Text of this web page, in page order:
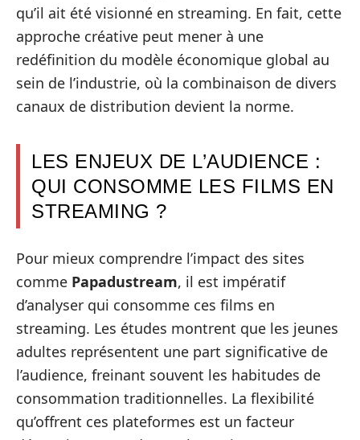
qu’il ait été visionné en streaming. En fait, cette
approche créative peut mener à une
redéfinition du modèle économique global au
sein de l’industrie, où la combinaison de divers
canaux de distribution devient la norme.
LES ENJEUX DE L’AUDIENCE :
QUI CONSOMME LES FILMS EN
STREAMING ?
Pour mieux comprendre l’impact des sites
comme Papadustream, il est impératif
d’analyser qui consomme ces films en
streaming. Les études montrent que les jeunes
adultes représentent une part significative de
l’audience, freinant souvent les habitudes de
consommation traditionnelles. La flexibilité
qu’offrent ces plateformes est un facteur